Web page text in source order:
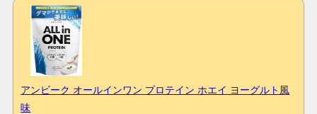
アンビーク オールインワン プロテイン ホエイ ヨーグルト風
味